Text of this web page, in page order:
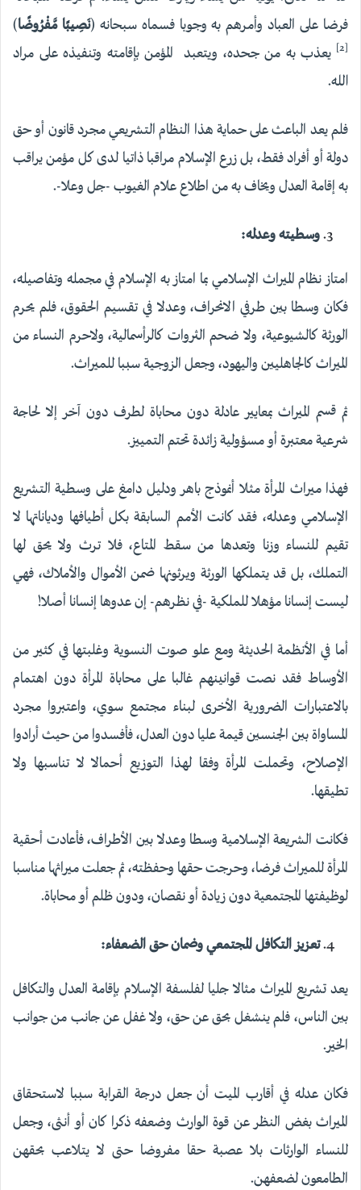
فرضا على العباد وأمرهم به وجوبا فسماه سبحانه (نَصِيبًا مَّفْرُوضًا)
[2]
يعذب به من جحده، ويتعبد المؤمن بإقامته وتنفيذه على مراد
الله.
فلم يعد الباعث على حماية هذا النظام التشريعي مجرد قانون أو حق
دولة أو أفراد فقط، بل زرع الإسلام مراقبا ذاتيا لدى كل مؤمن يراقب
به إقامة العدل ويخاف به من اطلاع علام الغيوب -جل وعلا-.
وسطيته وعدله:
امتاز نظام الميراث الإسلامي بما امتاز به الإسلام في مجمله وتفاصيله،
فكان وسطا بين طرفي الانحراف، وعدلا في تقسيم الحقوق، فلم يحرم
الورثة كالشيوعية، ولا ضحم الثروات كالرأسمالية، ولاحرم النساء من
الميراث كالجاهليين واليهود، وجعل الزوجية سببا للميراث.
ثم قسم الميراث بمعايير عادلة دون محاباة لطرف دون آخر إلا لحاجة
شرعية معتبرة أو مسؤولية زائدة تحتم التمييز.
فهذا ميراث المرأة مثلا أنموذج باهر ودليل دامغ على وسطية التشريع
الإسلامي وعدله، فقد كانت الأمم السابقة بكل أطيافها ودياناتها لا
تقيم للنساء وزنا وتعدها من سقط المتاع، فلا ترث ولا يحق لها
التملك، بل قد يتملكها الورثة ويرثونها ضمن الأموال والأملاك، فهي
ليست إنسانا مؤهلا للملكية -في نظرهم- إن عدوها إنسانا أصلا!
أما في الأنظمة الحديثة ومع علو صوت النسوية وغلبتها في كثير من
الأوساط فقد نصت قوانينهم غالبا على محاباة المرأة دون اهتمام
بالاعتبارات الضرورية الأخرى لبناء مجتمع سوي، واعتبروا مجرد
المساواة بين الجنسين قيمة عليا دون العدل، فأفسدوا من حيث أرادوا
الإصلاح، وتحملت المرأة وفقا لهذا التوزيع أحمالا لا تناسبها ولا
تطيقها.
فكانت الشريعة الإسلامية وسطا وعدلا بين الأطراف، فأعادت أحقية
المرأة للميراث فرضا، وحرجت حقها وحفظته، ثم جعلت ميراثها مناسبا
لوظيفتها المجتمعية دون زيادة أو نقصان، ودون ظلم أو محاباة.
تعزيز التكافل المجتمعي وضمان حق الضعفاء:
يعد تشريع الميراث مثالا جليا لفلسفة الإسلام بإقامة العدل والتكافل
بين الناس، فلم ينشغل بحق عن حق، ولا غفل عن جانب من جوانب
الخير.
فكان عدله في أقارب الميت أن جعل درجة القرابة سببا لاستحقاق
الميراث بغض النظر عن قوة الوارث وضعفه ذكرا كان أو أنثى، وجعل
للنساء الوارثات بلا عصبة حقا مفروضا حتى لا يتلاعب بحقهن
الطامعون لضعفهن.